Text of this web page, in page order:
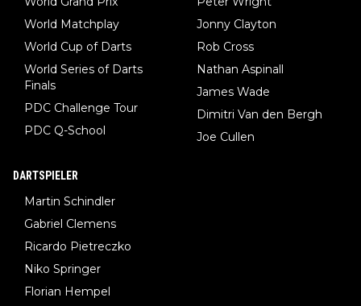
World Matchplay
World Cup of Darts
World Series of Darts
Finals
PDC Challenge Tour
PDC Q-School
Jonny Clayton
Rob Cross
Nathan Aspinall
James Wade
Dimitri Van den Bergh
Joe Cullen
DARTSPIELER
Martin Schindler
Gabriel Clemens
Ricardo Pietreczko
Niko Springer
Florian Hempel